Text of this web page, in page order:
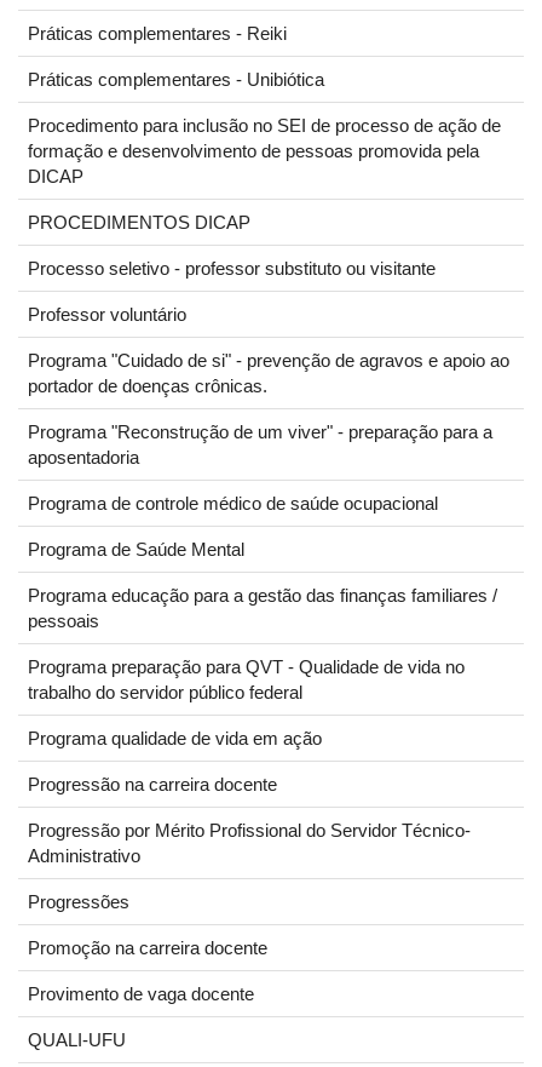
Práticas complementares - Reiki
Práticas complementares - Unibiótica
Procedimento para inclusão no SEI de processo de ação de
formação e desenvolvimento de pessoas promovida pela
DICAP
PROCEDIMENTOS DICAP
Processo seletivo - professor substituto ou visitante
Professor voluntário
Programa "Cuidado de si" - prevenção de agravos e apoio ao
portador de doenças crônicas.
Programa "Reconstrução de um viver" - preparação para a
aposentadoria
Programa de controle médico de saúde ocupacional
Programa de Saúde Mental
Programa educação para a gestão das finanças familiares /
pessoais
Programa preparação para QVT - Qualidade de vida no
trabalho do servidor público federal
Programa qualidade de vida em ação
Progressão na carreira docente
Progressão por Mérito Profissional do Servidor Técnico-
Administrativo
Progressões
Promoção na carreira docente
Provimento de vaga docente
QUALI-UFU